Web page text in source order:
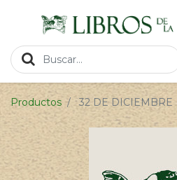
Productos 32 DE DICIEMBRE